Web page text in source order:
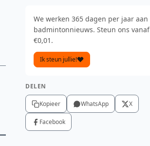
We werken 365 dagen per jaar aan
badmintonnieuws. Steun ons vanaf
€0,01.
Ik steun jullie!
DELEN
Kopieer WhatsApp X
Facebook